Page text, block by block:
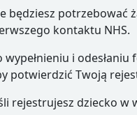
będziesz potrzebować
kontaktu NHS.
wypełnieniu i
potwierdzić Twoją
rejestrujesz dziecko